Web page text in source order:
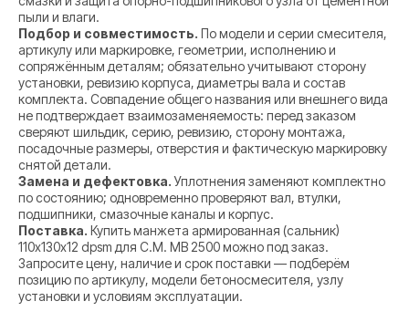
пыли и влаги.
Подбор и совместимость. По модели и серии смесителя,
артикулу или маркировке, геометрии, исполнению и
сопряжённым деталям; обязательно учитывают сторону
установки, ревизию корпуса, диаметры вала и состав
комплекта. Совпадение общего названия или внешнего вида
не подтверждает взаимозаменяемость: перед заказом
сверяют шильдик, серию, ревизию, сторону монтажа,
посадочные размеры, отверстия и фактическую маркировку
снятой детали.
Замена и дефектовка.Уплотнения заменяют комплектно
по состоянию; одновременно проверяют вал, втулки,
подшипники, смазочные каналы и корпус.
Поставка. Купить манжета армированная (сальник)
110х130х12 dpsm для C.M. MB 2500 можно под заказ.
Запросите цену, наличие и срок поставки — подберём
позицию по артикулу, модели бетоносмесителя, узлу
установки и условиям эксплуатации.